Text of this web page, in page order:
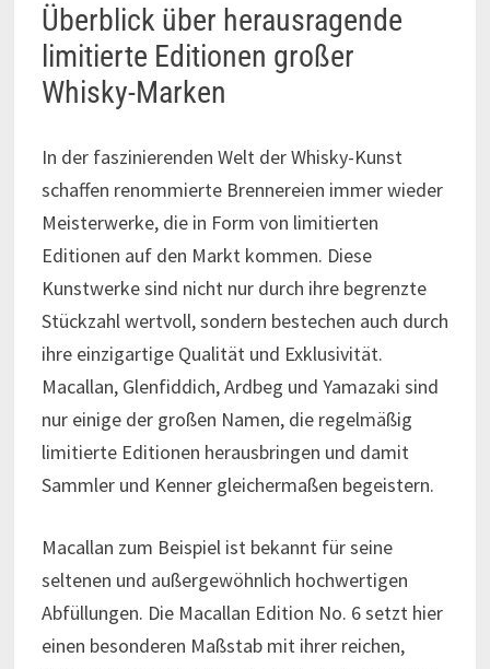
Überblick über herausragende
limitierte Editionen großer
Whisky-Marken
In der faszinierenden Welt der Whisky-Kunst
schaffen renommierte Brennereien immer wieder
Meisterwerke, die in Form von limitierten
Editionen auf den Markt kommen. Diese
Kunstwerke sind nicht nur durch ihre begrenzte
Stückzahl wertvoll, sondern bestechen auch durch
ihre einzigartige Qualität und Exklusivität.
Macallan, Glenfiddich, Ardbeg und Yamazaki sind
nur einige der großen Namen, die regelmäßig
limitierte Editionen herausbringen und damit
Sammler und Kenner gleichermaßen begeistern.
Macallan zum Beispiel ist bekannt für seine
seltenen und außergewöhnlich hochwertigen
Abfüllungen. Die Macallan Edition No. 6 setzt hier
einen besonderen Maßstab mit ihrer reichen,